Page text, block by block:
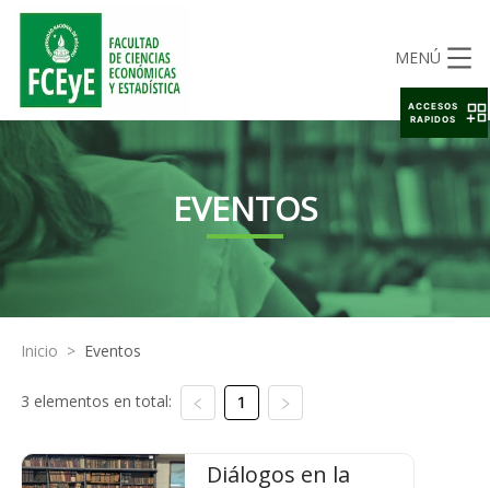
MENÚ
EVENTOS
Inicio > Eventos
3 elementos en total: 1
Diálogos en la
ACCESOS
RAPIDOS